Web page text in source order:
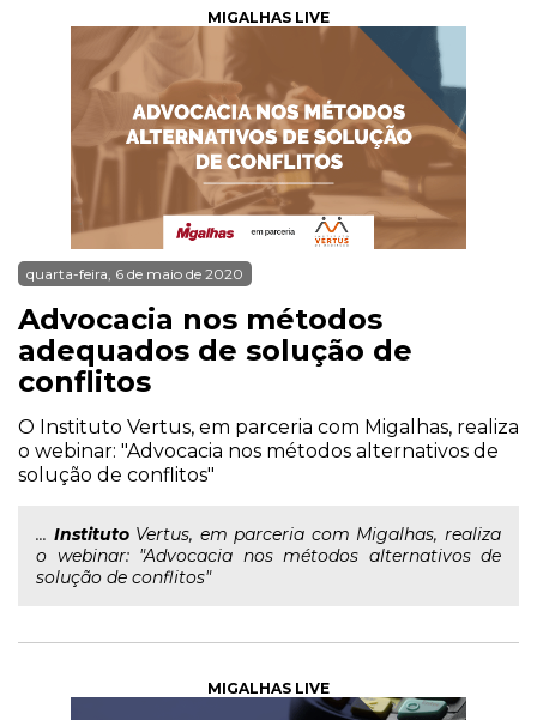
MIGALHAS LIVE
quarta-feira, 6 de maio de 2020
Advocacia nos métodos
adequados de solução de
conflitos
O Instituto Vertus, em parceria com Migalhas, realiza
o webinar: "Advocacia nos métodos alternativos de
solução de conflitos"
... InstitutoVertus, em parceria com Migalhas, realiza
o webinar: "Advocacia nos métodos alternativos de
solução de conflitos"
MIGALHAS LIVE